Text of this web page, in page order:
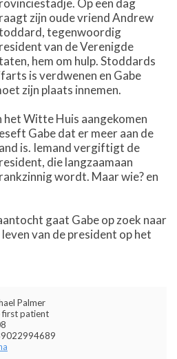
Op een dag
zijn oude vriend Andrew
tegenwoordig
van de Verenigde
hem om hulp. Stoddards
is verdwenen en Gabe
zijn plaats innemen.
het Witte Huis aangekomen
Gabe dat er meer aan de
is. Iemand vergiftigt de
die langzaamaan
wordt. Maar wie? en
gaat Gabe op zoek naar
van de president op het
Palmer
first patient